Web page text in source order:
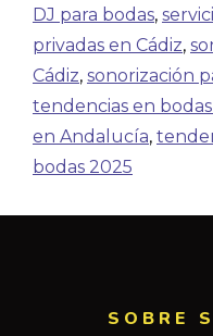
DJ para bodas,
privadas en Cádiz,
Cádiz, sonorización
tendencias en
en Andalucía,
bodas 2025
SOBRE